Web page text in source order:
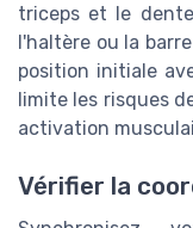
triceps et le
l'haltère ou la
position initiale
limite les risques
activation
Vérifier la